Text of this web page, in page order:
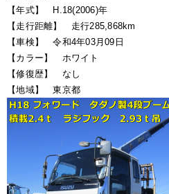
【年式】 H.18(2006)年
【走行距離】 走行285,868km
【車検】 令和4年03月09日
【カラー】 ホワイト
【修復歴】 なし
【地域】 東京都